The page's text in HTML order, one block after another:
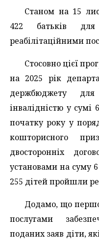
Станом на 15
422 батьків для
реабілітаційними
Стосовно цієї
на 2025 рік
держбюджету
інвалідністю у сумі
початку року у
кошторисного
двосторонніх
установами на суму
255 дітей пройшли
Додамо, що
послугами
поданих заяв діти,